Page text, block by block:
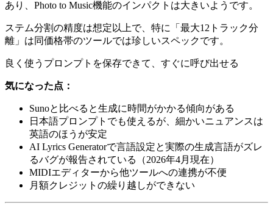
あり、Photo to Music機能のインパクトは大きいようです。
ステム分割の精度は想定以上で、特に「最大12トラック分
離」は同価格帯のツールでは珍しいスペックです。
良く使うプロンプトを保存できて、すぐに呼び出せる
気になった点：
Sunoと比べると生成に時間がかかる傾向がある
日本語プロンプトでも使えるが、細かいニュアンスは
英語のほうが安定
AI Lyrics Generatorで言語設定と実際の生成言語がズレ
るバグが報告されている（2026年4月現在）
MIDIエディターから他ツールへの連携が不便
月額クレジットの繰り越しができない